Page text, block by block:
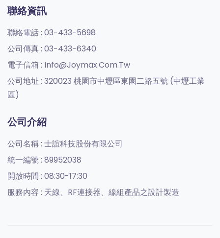
聯絡資訊
聯絡電話 : 03-433-5698
公司傳真 : 03-433-6340
電子信箱 : Info@joymax.com.tw
公司地址 : 320023 桃園市中壢區東園二路五號 (中壢工業
區)
公司介紹
公司名稱 : 士誼科技股份有限公司
統一編號 : 89952038
開放時間 : 08:30-17:30
服務內容 : 天線、RF連接器、線組產品之設計製造